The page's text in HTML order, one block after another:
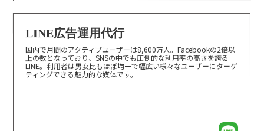
LINE広告運用代行
国内で月間のアクティブユーザーは8,600万人。Facebookの2倍以
上の数となっており、SNSの中でも圧倒的な利用率の高さを誇る
LINE。利用者は男女比もほぼ均一で幅広い様々なユーザーにターゲ
ティングできる魅力的な媒体です。